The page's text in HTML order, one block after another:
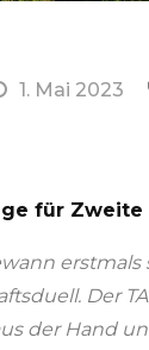
1. Mai 2023
für Zweite
erstmals
Der
der Hand